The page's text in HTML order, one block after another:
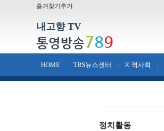
즐겨찾기추가
내고향 TV
통영방송789
HOME TBS뉴스센터 지역사회
정치활동